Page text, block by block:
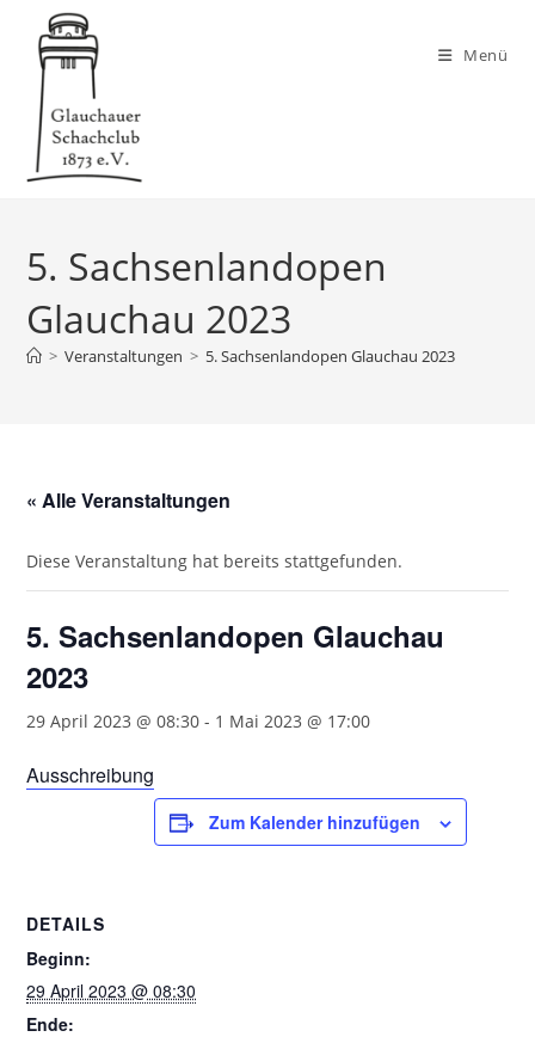
Inhalt
springen
Menü
5. Sachsenlandopen
Glauchau 2023
> Veranstaltungen > 5. Sachsenlandopen Glauchau 2023
« Alle Veranstaltungen
Diese Veranstaltung hat bereits stattgefunden.
5. Sachsenlandopen Glauchau
2023
29 April 2023 @ 08:30 - 1 Mai 2023 @ 17:00
Ausschreibung
Zum Kalender hinzufügen
DETAILS
Beginn:
29 April 2023 @ 08:30
Ende: